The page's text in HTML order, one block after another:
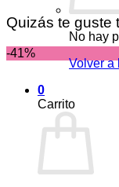
No hay
Volver a
0
Carrito
Quizás te guste
-41%